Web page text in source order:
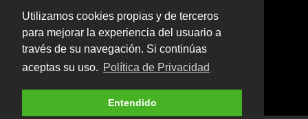
Utilizamos cookies propias y de terceros
para mejorar la experiencia del usuario a
través de su navegación. Si continúas
aceptas su uso. Política de Privacidad
Entendido
SÍGUENOS